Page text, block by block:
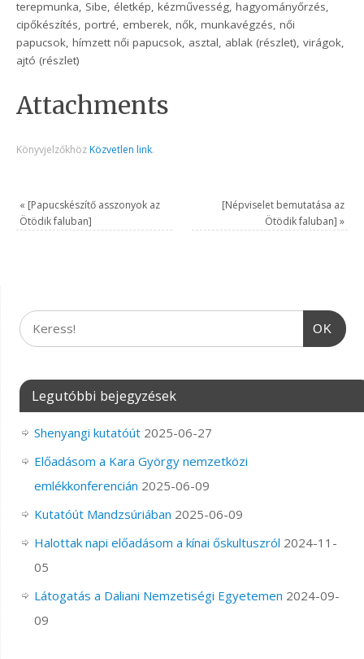
terepmunka, Sibe, életkép, kézművesség, hagyományőrzés,
cipőkészítés, portré, emberek, nők, munkavégzés, női
papucsok, hímzett női papucsok, asztal, ablak (részlet), virágok,
ajtó (részlet)
Attachments
Könyvjelzőkhöz Közvetlen link.
« [Papucskészítő asszonyok az
Ötödik faluban]
[Népviselet bemutatása az
Ötödik faluban] »
OK
Legutóbbi bejegyzések
Shenyangi kutatóút 2025-06-27
Előadásom a Kara György nemzetközi
emlékkonferencián 2025-06-09
Kutatóút Mandzsúriában 2025-06-09
Halottak napi előadásom a kínai őskultuszról 2024-11-
05
Látogatás a Daliani Nemzetiségi Egyetemen 2024-09-
09